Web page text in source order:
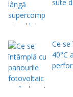
sute
Ce
40°C